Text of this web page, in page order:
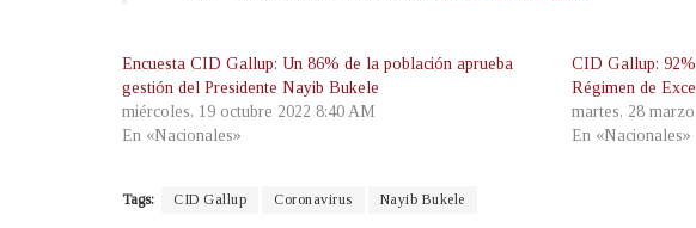
Encuesta CID Gallup: Un 86% de la población aprueba
gestión del Presidente Nayib Bukele
miércoles, 19 octubre 2022 8:40 AM
En «Nacionales»
CID Gallup:
Régimen de
martes, 28
En «Nacionales»
Tags: CID Gallup Coronavirus Nayib Bukele